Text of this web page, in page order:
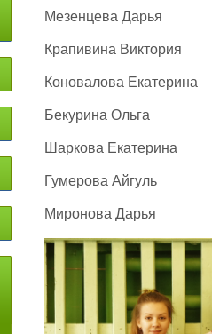
Мезенцева Дарья
Крапивина Виктория
Коновалова Екатерина
Бекурина Ольга
Шаркова Екатерина
Гумерова Айгуль
Миронова Дарья